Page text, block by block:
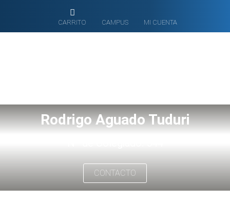
CARRITO CAMPUS MI CUENTA
Rodrigo Aguado Tuduri
CONTACTO